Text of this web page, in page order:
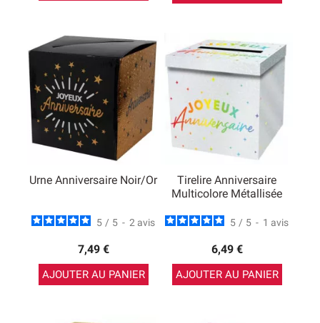
Urne Anniversaire Noir/Or
5 / 5 - 2 avis
7,49 €
AJOUTER AU PANIER
Tirelire Anniversaire
Multicolore Métallisée
5 / 5 - 1 avis
6,49 €
AJOUTER AU PANIER